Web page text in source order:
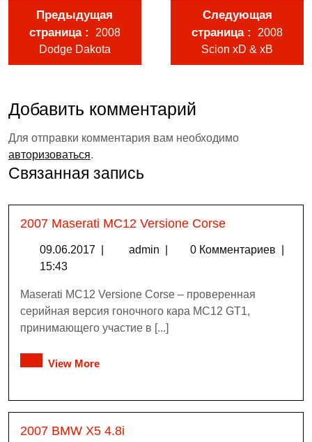
Предыдущая
страница
2008
Dodge Dakota
Следующая
страница
2008
Scion xD & xB
Добавить комментарий
Для отправки комментария вам необходимо
авторизоваться.
Связанная запись
2007 Maserati MC12 Versione Corse
09.06.2017 admin 0 Комментариев
15:43
Maserati MC12 Versione Corse – проверенная
серийная версия гоночного кара MC12 GT1,
принимающего участие в [...]
View More
2007 BMW X5 4.8i